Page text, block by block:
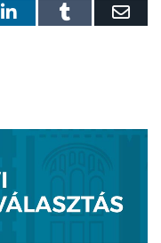
LinkedIn
Tumblr